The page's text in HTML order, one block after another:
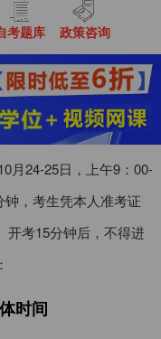
考题库 政策咨询
月24-25日，上午9：00-
钟，考生凭本人准考证
开考15分钟后，不得进
时间